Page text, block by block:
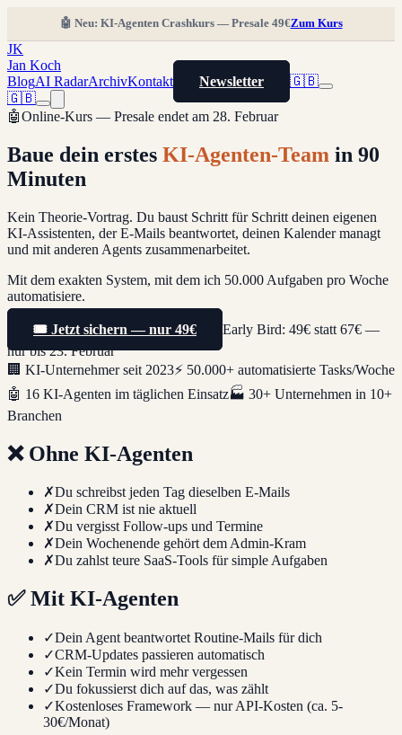
🤖 Neu: KI-Agenten Crashkurs — Presale 49€Zum Kurs
JK
Jan Koch
BlogAI RadarArchivKontakt Newsletter
🇬🇧
🇬🇧
🤖Online-Kurs — Presale endet am 28. Februar
Baue dein erstes KI-Agenten-Team in 90
Minuten
Kein Theorie-Vortrag. Du baust Schritt für Schritt deinen eigenen
KI-Assistenten, der E-Mails beantwortet, deinen Kalender managt
und mit anderen Agents zusammenarbeitet.
Mit dem exakten System, mit dem ich 50.000 Aufgaben pro Woche
automatisiere.
🎟️ Jetzt sichern — nur 49€
Early Bird: 49€ statt 67€ —
nur bis 23. Februar
🏢 KI-Unternehmer seit 2023⚡ 50.000+ automatisierte Tasks/Woche
🤖 16 KI-Agenten im täglichen Einsatz🏭 30+ Unternehmen in 10+
Branchen
❌ Ohne KI-Agenten
✗Du schreibst jeden Tag dieselben E-Mails
✗Dein CRM ist nie aktuell
✗Du vergisst Follow-ups und Termine
✗Dein Wochenende gehört dem Admin-Kram
✗Du zahlst teure SaaS-Tools für simple Aufgaben
✅ Mit KI-Agenten
✓Dein Agent beantwortet Routine-Mails für dich
✓CRM-Updates passieren automatisch
✓Kein Termin wird mehr vergessen
✓Du fokussierst dich auf das, was zählt
✓Kostenloses Framework — nur API-Kosten (ca. 5-
30€/Monat)